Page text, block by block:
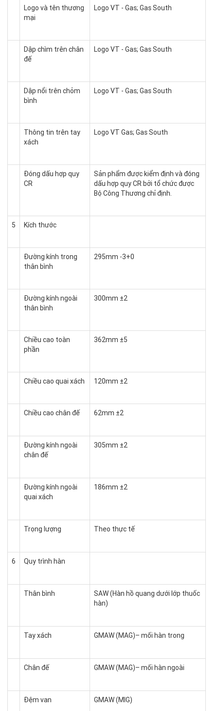
Logo và tên thương
mại
Logo VT - Gas; Gas South
Dập chìm trên chân
đế
Logo VT - Gas; Gas South
Dập nổi trên chỏm
bình
Logo VT - Gas; Gas South
Thông tin trên tay
xách
Logo VT Gas; Gas South
Đóng dấu hợp quy
CR
Sản phẩm được kiểm định và đóng
dấu hợp quy CR bởi tổ chức được
Bộ Công Thương chỉ định.
5 Kích thước
Đường kính trong
thân bình
295mm -3+0
Đường kính ngoài
thân bình
300mm ±2
Chiều cao toàn
phần
362mm ±5
Chiều cao quai xách 120mm ±2
Chiều cao chân đế 62mm ±2
Đường kính ngoài
chân đế
305mm ±2
Đường kính ngoài
quai xách
186mm ±2
Trọng lượng Theo thực tế
6 Quy trình hàn
Thân bình
SAW (Hàn hồ quang dưới lớp thuốc
hàn)
Tay xách GMAW (MAG)– mối hàn trong
Chân đế GMAW (MAG)– mối hàn ngoài
Đệm van GMAW (MIG)